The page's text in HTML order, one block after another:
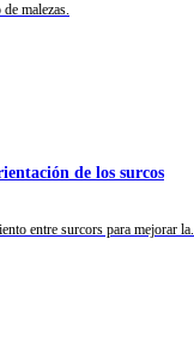
malezas.
de los surcos
entre surcors para mejorar la...